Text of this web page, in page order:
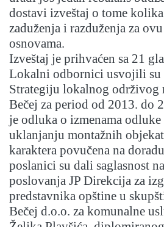
dostavi izveštaj o tome
zaduženja i razduženja za
osnovama.
Izveštaj je prihvaćen sa 21
Lokalni odbornici usvojili su
Strategiju lokalnog održivog
Bečej za period od 2013. do
je odluka o izmenama
uklanjanju montažnih
karaktera povučena na
poslanici su dali saglasnost
poslovanja JP Direkcija za
predstavnika opštine u
Bečej d.o.o. za komunalne